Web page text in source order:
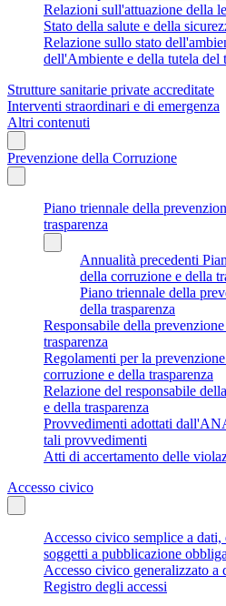
Relazioni sull'attuazione della
Stato della salute e della
Relazione sullo stato
dell'Ambiente e della tutela del
Strutture sanitarie private accreditate
Interventi straordinari e di emergenza
Altri contenuti
Prevenzione della Corruzione
Piano triennale della
trasparenza
Annualità precedenti
della corruzione e della
Piano triennale della
della trasparenza
Responsabile della
trasparenza
Regolamenti per la
corruzione e della trasparenza
Relazione del responsabile
e della trasparenza
Provvedimenti adottati
tali provvedimenti
Atti di accertamento delle
Accesso civico
Accesso civico semplice a
soggetti a pubblicazione
Accesso civico generalizzato a
Registro degli accessi